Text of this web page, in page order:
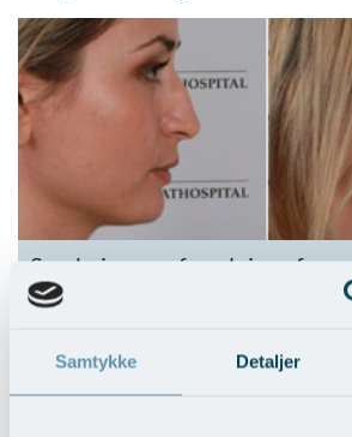
Samtykke Detaljer
Sænkning og afsmalning af
Vis behandlingseksempler